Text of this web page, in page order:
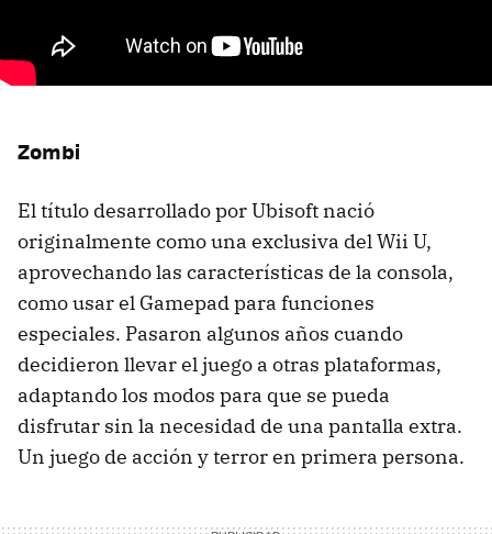
Zombi
El título desarrollado por Ubisoft nació
originalmente como una exclusiva del Wii U,
aprovechando las características de la consola,
como usar el Gamepad para funciones
especiales. Pasaron algunos años cuando
decidieron llevar el juego a otras plataformas,
adaptando los modos para que se pueda
disfrutar sin la necesidad de una pantalla extra.
Un juego de acción y terror en primera persona.